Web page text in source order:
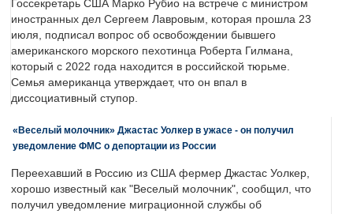
Госсекретарь США Марко Рубио на встрече с министром
иностранных дел Сергеем Лавровым, которая прошла 23
июля, подписал вопрос об освобождении бывшего
американского морского пехотинца Роберта Гилмана,
который с 2022 года находится в российской тюрьме.
Семья американца утверждает, что он впал в
диссоциативный ступор.
«Веселый молочник» Джастас Уолкер в ужасе - он получил
уведомление ФМС о депортации из России
Переехавший в Россию из США фермер Джастас Уолкер,
хорошо известный как "Веселый молочник", сообщил, что
получил уведомление миграционной службы об